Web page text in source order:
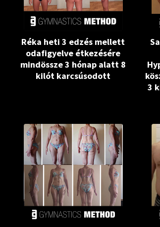
Réka heti 3 edzés mellett
odafigyelve étkezésére
mindössze 3 hónap alatt 8
kilót karcsúsodott
3